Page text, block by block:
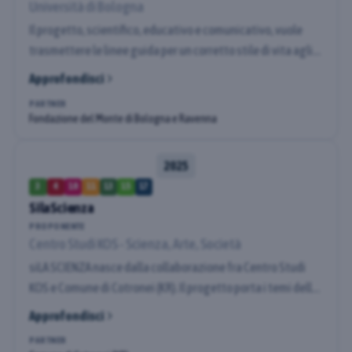
Università di Bologna
PARTNER
Fondazione del Monte di Bologna e Ravenna
Il progetto, scientifico, educativo e comunicativo, vuole
trasmettere le linee guida per un corretto stile di vita agli
studenti delle Scuole Secondarie di Primo grado del
l’obesità infantile e i comportamenti a rischio per la salute.
alunni.
Approfondisci
2025
4 10
SilaScienza
PROPONENTE
Centro Studi KOS - Scienza, Arte, Società
PARTNER
siLA SCIENZA nasce dalla collaborazione fra Centro Studi
KOS e Comune di Cotronei (KR). Il progetto porta i temi della
sostenibilità e degli approcci One Health, Welfare Culturale
Approfondisci